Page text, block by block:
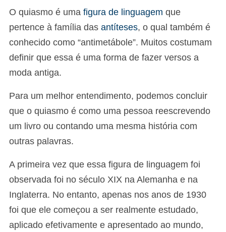
O quiasmo é uma figura de linguagem que
pertence à família das antíteses, o qual também é
conhecido como “antimetábole”. Muitos costumam
definir que essa é uma forma de fazer versos a
moda antiga.
Para um melhor entendimento, podemos concluir
que o quiasmo é como uma pessoa reescrevendo
um livro ou contando uma mesma história com
outras palavras.
A primeira vez que essa figura de linguagem foi
observada foi no século XIX na Alemanha e na
Inglaterra. No entanto, apenas nos anos de 1930
foi que ele começou a ser realmente estudado,
aplicado efetivamente e apresentado ao mundo,